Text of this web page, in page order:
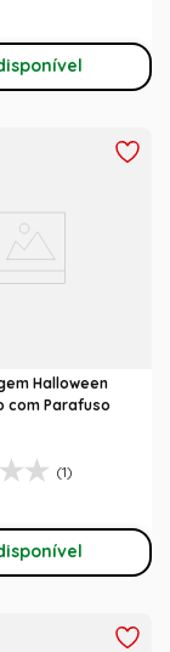
Halloween
com Parafuso
(1)